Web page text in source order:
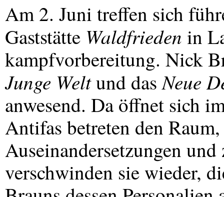
Am 2. Juni treffen sich
Gaststätte Waldfrieden in
kampfvorbereitung. Nick
Junge Weltund dasNeue
anwesend. Da öffnet sich
Antifas betreten den
Auseinandersetzungen
verschwinden sie wieder,